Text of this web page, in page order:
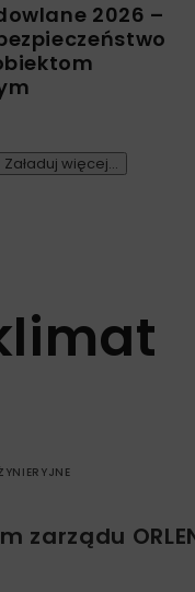
2026 –
Załaduj więcej...
zarządu